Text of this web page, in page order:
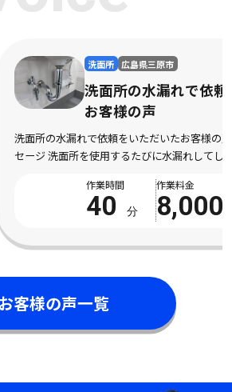
広島県三原市
所の水漏れで依頼をいただいた
様の声
をいただいたお客様の声 お客様からのメッ
るたびに水漏れしてしまい、不安になって
業完了まで丁寧で安心 […]
8,000 円
客様の声一覧